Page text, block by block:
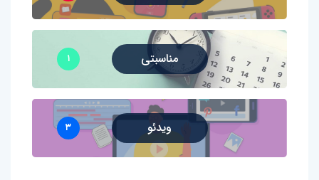
مناسبتی ۱
ویدئو ۳